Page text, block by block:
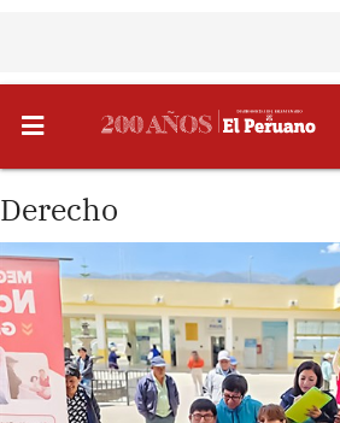
Derecho